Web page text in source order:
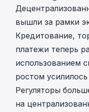
вышли за рамки
Кредитование,
платежи теперь
использованием
ростом
Регуляторы
на